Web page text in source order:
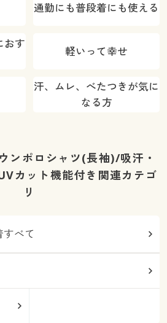
通勤にも普段着にも使える
おす
軽いって幸せ
汗、ムレ、べたつきが気に
なる方
ンポロシャツ(長袖)/吸汗・
カット機能付き関連カテゴ
リ
べて